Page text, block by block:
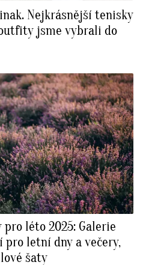
Nejkrásnější tenisky
jsme vybrali do
léto 2025: Galerie
letní dny a večery,
šaty